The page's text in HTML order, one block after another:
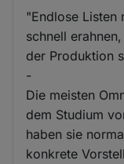
"Endlose Listen
schnell
der Produktion
-
Die meisten
dem Studium
haben sie
konkrete